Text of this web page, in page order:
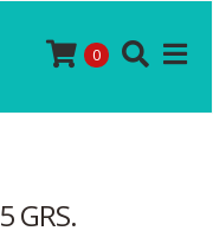
0
GRS.